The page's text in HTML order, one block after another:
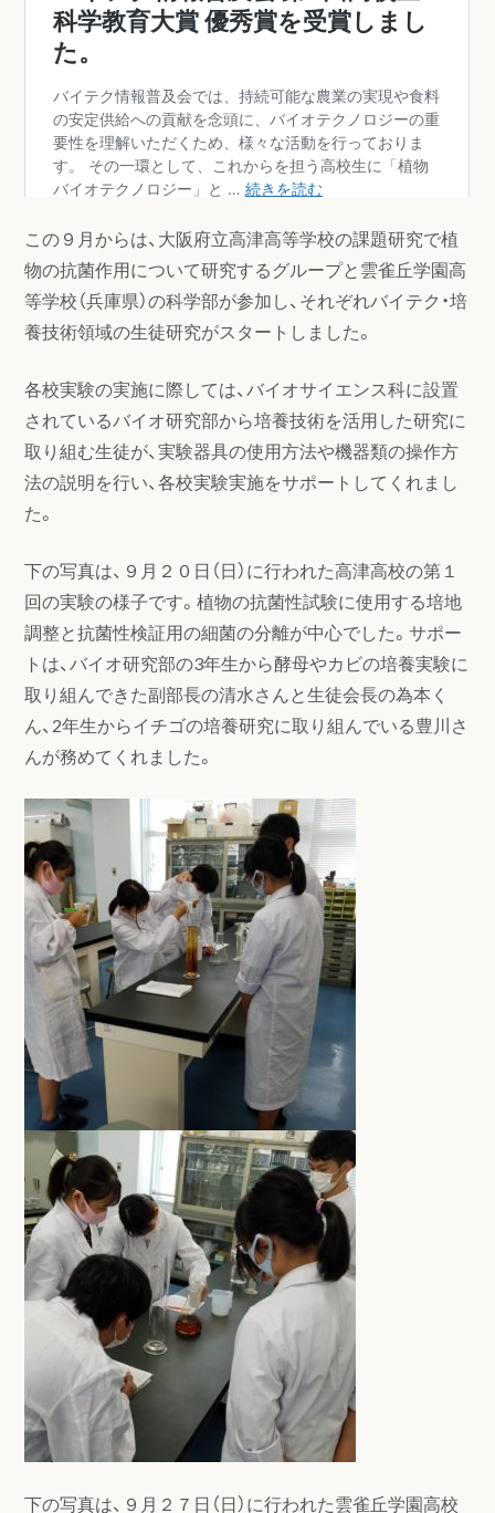
この９月からは、大阪府立高津高等学校の課題研究で植
物の抗菌作用について研究するグループと雲雀丘学園高
等学校（兵庫県）の科学部が参加し、それぞれバイテク・培
養技術領域の生徒研究がスタートしました。
各校実験の実施に際しては、バイオサイエンス科に設置
されているバイオ研究部から培養技術を活用した研究に
取り組む生徒が、実験器具の使用方法や機器類の操作方
法の説明を行い、各校実験実施をサポートしてくれまし
た。
下の写真は、９月２０日（日）に行われた高津高校の第１
回の実験の様子です。植物の抗菌性試験に使用する培地
調整と抗菌性検証用の細菌の分離が中心でした。サポー
トは、バイオ研究部の3年生から酵母やカビの培養実験に
取り組んできた副部長の清水さんと生徒会長の為本く
ん、2年生からイチゴの培養研究に取り組んでいる豊川さ
んが務めてくれました。
下の写真は、９月２７日（日）に行われた雲雀丘学園高校